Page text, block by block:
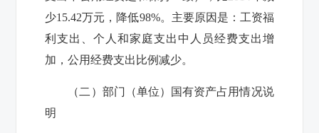
少15.42万元，降低98%。主要原因是：工资福
利支出、个人和家庭支出中人员经费支出增
加，公用经费支出比例减少。
（二）部门（单位）国有资产占用情况说
明